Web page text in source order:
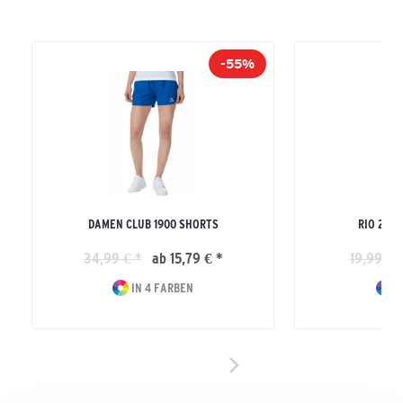
-55%
DAMEN CLUB 1900 SHORTS
34,99 € * ab 15,79 € *
IN 4 FARBEN
RIO 2.0
19,99 € *